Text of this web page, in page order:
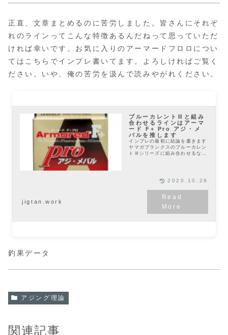
正直、文章まとめるのに苦労しました。皆さんにそれぞ
れのラインってこんな特徴あるんだねって思っていただ
ければ幸いです。お気に入りのアーマードフロロについ
てはこちらでインプレ書いてます。よろしければご覧く
ださい。いや、俺の苦労を汲んで読みやがれください。
ブルーカレントⅢと組み
合わせるラインはアーマ
ード F+ Pro アジ・メ
バルを推します
インプレの最初に結論を書きます
ヤマガブランクスのブルーカレン
トⅢシリーズに組み合わせるな
jigtan.work
2020.10.29
釣果データ
アジング理論
関連記事